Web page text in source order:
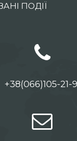
ПОДІЇ
+38(066)105-21-